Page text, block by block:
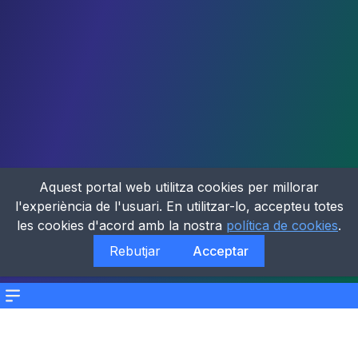
Menu
Aquest portal web utilitza cookies per millorar
l'experiència de l'usuari. En utilitzar-lo, accepteu totes
les cookies d'acord amb la nostra política de cookies.
Rebutjar
Acceptar